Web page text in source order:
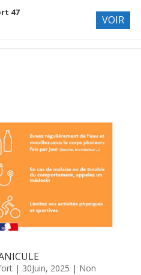
| 30Juin, 2025 | Non
47
VOIR